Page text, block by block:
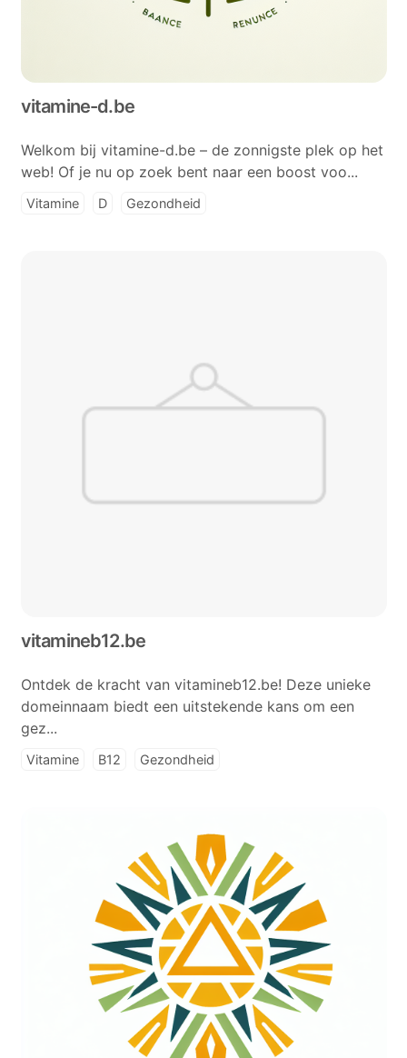
vitamine-d.be
Welkom bij vitamine-d.be – de zonnigste plek op het
web! Of je nu op zoek bent naar een boost voo...
Vitamine D Gezondheid
vitamineb12.be
Ontdek de kracht van vitamineb12.be! Deze unieke
domeinnaam biedt een uitstekende kans om een
gez...
Vitamine B12 Gezondheid